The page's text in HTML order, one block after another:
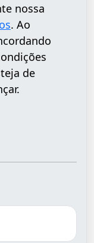
nossa
. Ao
de